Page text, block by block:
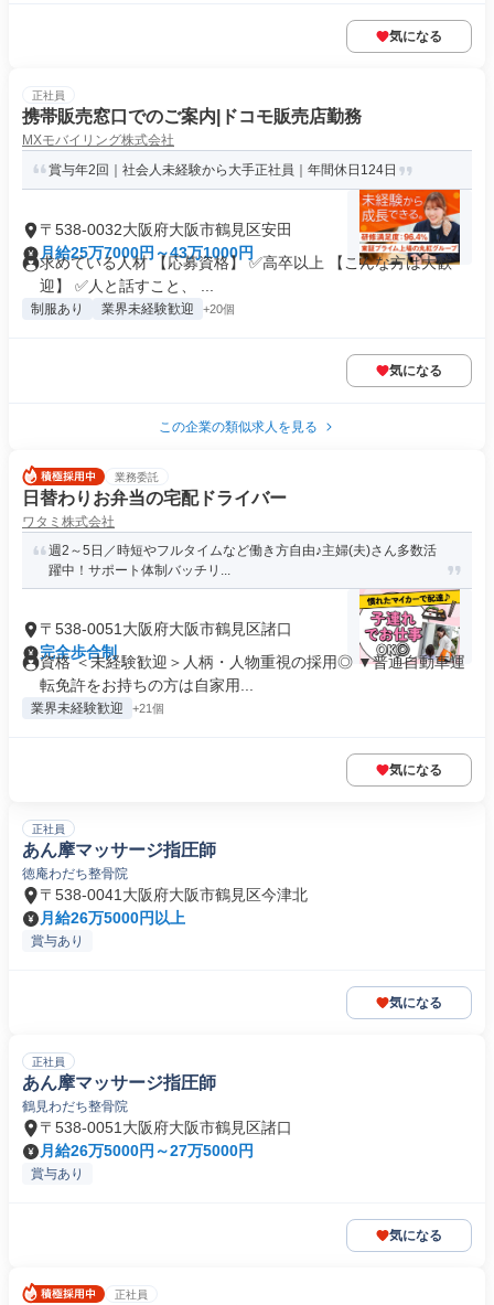
気になる
正社員
携帯販売窓口でのご案内|ドコモ販売店勤務
MXモバイリング株式会社
賞与年2回｜社会人未経験から大手正社員｜年間休日124日
〒538-0032大阪府大阪市鶴見区安田
月給25万7000円～43万1000円
求めている人材 【応募資格】 ✅高卒以上 【こんな方は大歓
迎】 ✅人と話すこと、 ...
制服あり 業界未経験歓迎 +20個
気になる
この企業の類似求人を見る
業務委託
日替わりお弁当の宅配ドライバー
ワタミ株式会社
週2～5日／時短やフルタイムなど働き方自由♪主婦(夫)さん多数活
躍中！サポート体制バッチリ...
〒538-0051大阪府大阪市鶴見区諸口
完全歩合制
資格 ＜未経験歓迎＞人柄・人物重視の採用◎ ▼普通自動車運
転免許をお持ちの方は自家用...
業界未経験歓迎 +21個
気になる
正社員
あん摩マッサージ指圧師
徳庵わだち整骨院
〒538-0041大阪府大阪市鶴見区今津北
月給26万5000円以上
賞与あり
気になる
正社員
あん摩マッサージ指圧師
鶴見わだち整骨院
〒538-0051大阪府大阪市鶴見区諸口
月給26万5000円～27万5000円
賞与あり
気になる
正社員